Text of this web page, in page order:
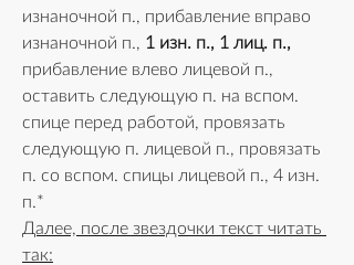
изнаночной п., прибавление вправо
изнаночной п., 1 изн. п., 1 лиц. п.,
прибавление влево лицевой п.,
оставить следующую п. на вспом.
спице перед работой, провязать
следующую п. лицевой п., провязать
п. со вспом. спицы лицевой п., 4 изн.
п.*
Далее, после звездочки текст читать
так: